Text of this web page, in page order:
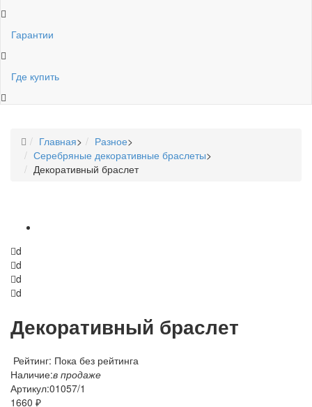
Гарантии
Где купить
Главная> Разное>
Серебряные декоративные браслеты>
Декоративный браслет
d
d
d
d
Декоративный браслет
Рейтинг: Пока без рейтинга
Наличие:в продаже
Артикул:01057/1
1660 ₽